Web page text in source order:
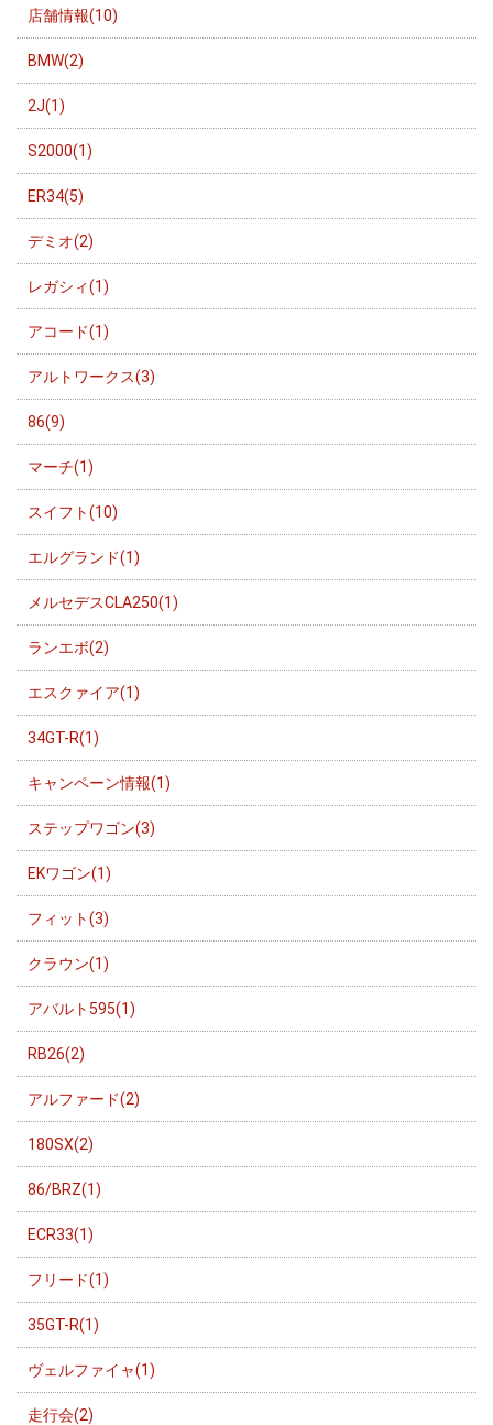
店舗情報(10)
BMW(2)
2J(1)
S2000(1)
ER34(5)
デミオ(2)
レガシィ(1)
アコード(1)
アルトワークス(3)
86(9)
マーチ(1)
スイフト(10)
エルグランド(1)
メルセデスCLA250(1)
ランエボ(2)
エスクァイア(1)
34GT-R(1)
キャンペーン情報(1)
ステップワゴン(3)
EKワゴン(1)
フィット(3)
クラウン(1)
アバルト595(1)
RB26(2)
アルファード(2)
180SX(2)
86/BRZ(1)
ECR33(1)
フリード(1)
35GT-R(1)
ヴェルファイャ(1)
走行会(2)